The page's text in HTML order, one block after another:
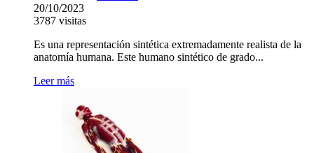
20/10/2023
3787 visitas
Es una representación sintética extremadamente realista de la
anatomía humana. Este humano sintético de grado...
Leer más